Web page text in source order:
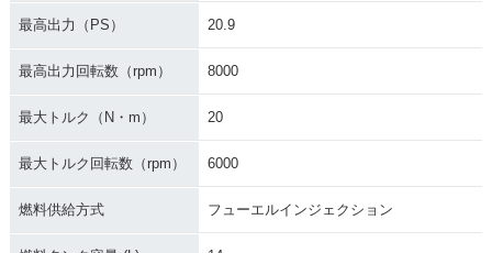
最高出力（PS） 20.9
最高出力回転数（rpm） 8000
最大トルク（N・m） 20
最大トルク回転数（rpm） 6000
燃料供給方式 フューエルインジェクション